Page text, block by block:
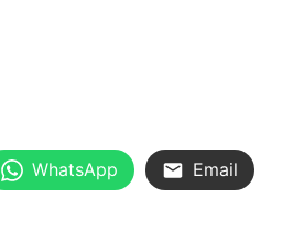
WhatsApp Email